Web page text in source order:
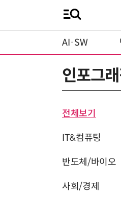
AI·SW
인포그
전체보기
IT&컴퓨팅
반도체/바이오
사회/경제